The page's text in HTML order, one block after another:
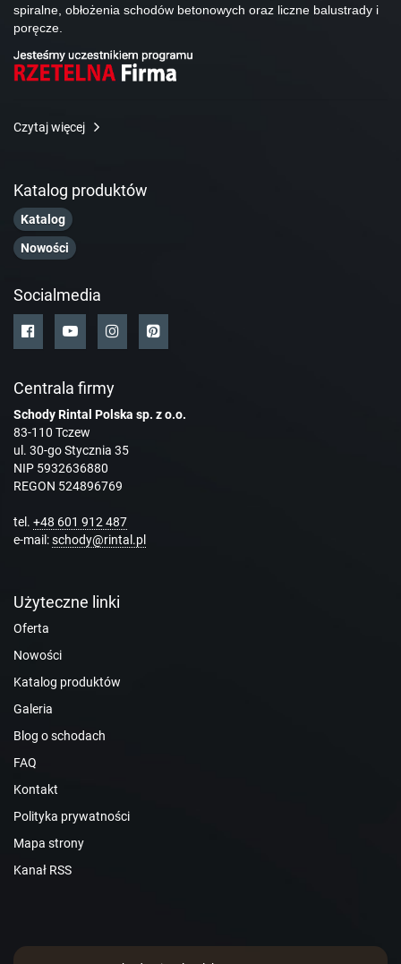
spiralne, obłożenia schodów betonowych oraz liczne balustrady i
poręcze.
Czytaj więcej
Katalog produktów
Katalog
Nowości
Socialmedia
Centrala firmy
Schody Rintal Polska sp. z o.o.
83-110 Tczew
ul. 30-go Stycznia 35
NIP 5932636880
REGON 524896769
tel. +48 601 912 487
e-mail:schody@rintal.pl
Użyteczne linki
Oferta
Nowości
Katalog produktów
Galeria
Blog o schodach
FAQ
Kontakt
Polityka prywatności
Mapa strony
Kanał RSS